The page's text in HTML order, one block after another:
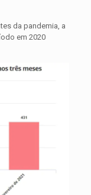
da pandemia, a
em 2020